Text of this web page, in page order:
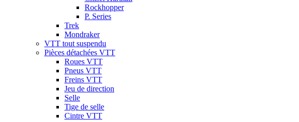
Rockhopper
P. Series
Trek
Mondraker
VTT tout suspendu
Pièces détachées VTT
Roues VTT
Pneus VTT
Freins VTT
Jeu de direction
Selle
Tige de selle
Cintre VTT